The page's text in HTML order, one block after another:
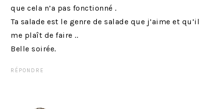
:que cela n’a pas fonctionné .
Ta salade est le genre de salade que j’aime et qu’il
me plaît de faire ..
Belle soirée.
RÉPONDRE